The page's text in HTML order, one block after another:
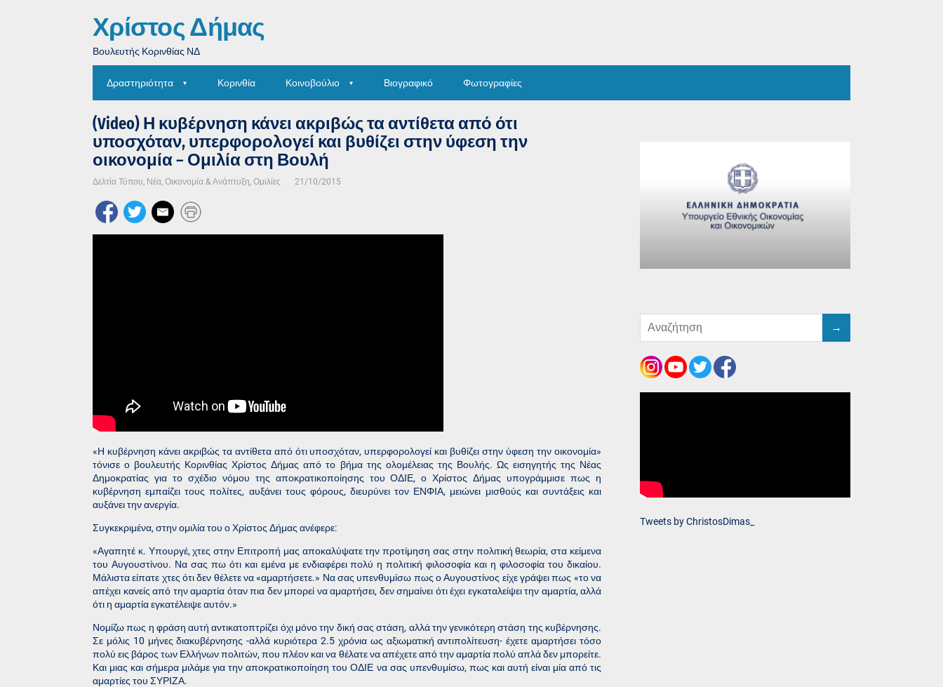
Χρίστος Δήμας
Βουλευτής Κορινθίας ΝΔ
Δραστηριότητα Κορινθία Κοινοβούλιο Βιογραφικό Φωτογραφίες
(Video) Η κυβέρνηση κάνει ακριβώς τα αντίθετα από ότι
υποσχόταν, υπερφορολογεί και βυθίζει στην ύφεση την
οικονομία – Ομιλία στη Βουλή
Δελτία Τύπου, Νέα, Οικονομία & Ανάπτυξη, Ομιλίες 21/10/2015
«Η κυβέρνηση κάνει ακριβώς τα αντίθετα από ότι υποσχόταν, υπερφορολογεί και βυθίζει στην ύφεση την οικονομία»
τόνισε ο βουλευτής Κορινθίας Χρίστος Δήμας από το βήμα της ολομέλειας της Βουλής. Ως εισηγητής της Νέας
Δημοκρατίας για το σχέδιο νόμου της αποκρατικοποίησης του ΟΔΙΕ, ο Χρίστος Δήμας υπογράμμισε πως η
κυβέρνηση εμπαίζει τους πολίτες, αυξάνει τους φόρους, διευρύνει τον ΕΝΦΙΑ, μειώνει μισθούς και συντάξεις και
αυξάνει την ανεργία.
Συγκεκριμένα, στην ομιλία του ο Χρίστος Δήμας ανέφερε:
«Αγαπητέ κ. Υπουργέ, χτες στην Επιτροπή μας αποκαλύψατε την προτίμηση σας στην πολιτική θεωρία, στα κείμενα
του Αυγουστίνου. Να σας πω ότι και εμένα με ενδιαφέρει πολύ η πολιτική φιλοσοφία και η φιλοσοφία του δικαίου.
Μάλιστα είπατε χτες ότι δεν θέλετε να «αμαρτήσετε.» Να σας υπενθυμίσω πως ο Αυγουστίνος είχε γράψει πως «το να
απέχει κανείς από την αμαρτία όταν πια δεν μπορεί να αμαρτήσει, δεν σημαίνει ότι έχει εγκαταλείψει την αμαρτία, αλλά
ότι η αμαρτία εγκατέλειψε αυτόν.»
Νομίζω πως η φράση αυτή αντικατοπτρίζει όχι μόνο την δική σας στάση, αλλά την γενικότερη στάση της κυβέρνησης.
Σε μόλις 10 μήνες διακυβέρνησης -αλλά κυριότερα 2.5 χρόνια ως αξιωματική αντιπολίτευση- έχετε αμαρτήσει τόσο
πολύ εις βάρος των Ελλήνων πολιτών, που πλέον και να θέλατε να απέχετε από την αμαρτία πολύ απλά δεν μπορείτε.
Και μιας και σήμερα μιλάμε για την αποκρατικοποίηση του ΟΔΙΕ να σας υπενθυμίσω, πως και αυτή είναι μία από τις
αμαρτίες του ΣΥΡΙΖΑ.
Tweets by ChristosDimas_